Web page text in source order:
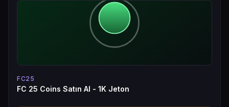
FC25
FC 25 Coins Satın Al - 1K Jeton